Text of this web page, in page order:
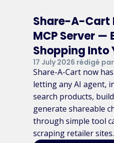
Share-A-Cart
MCP Server —
Shopping Into
17 July 2026 rédigé par
Share-A-Cart now
letting any AI agent,
search products,
generate shareable
through simple tool
scraping retailer sites.